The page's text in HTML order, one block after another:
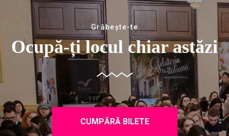
Grăbește-te
Ocupă-ți locul chiar astăzi
CUMPĂRĂ BILETE